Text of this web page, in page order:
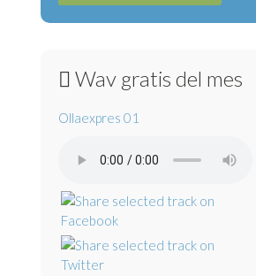
Wav gratis del mes
Ollaexpres 01